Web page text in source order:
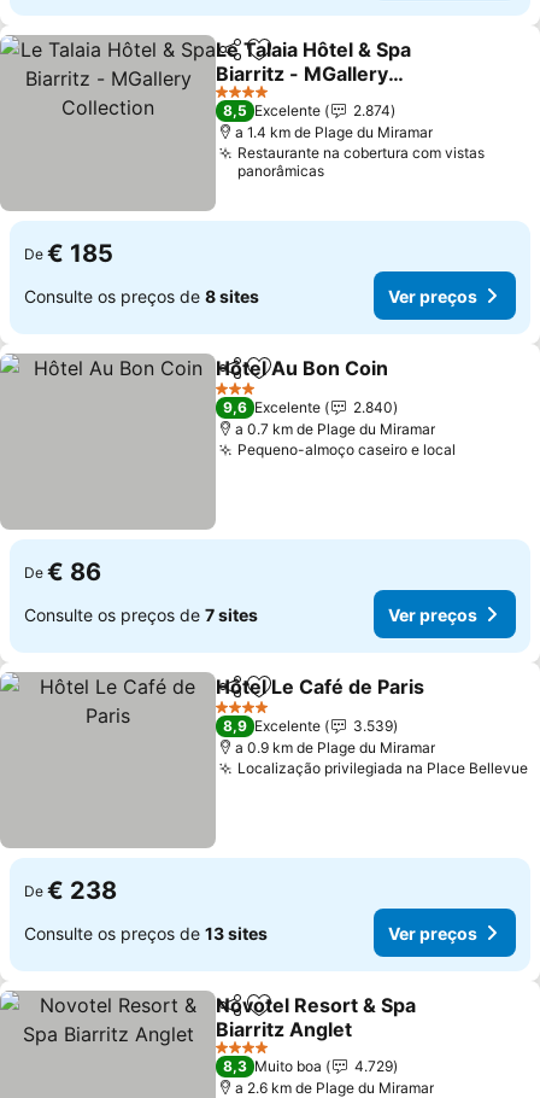
PartilharAdicionar aos favoritos
Le Talaia Hôtel & Spa
Biarritz - MGallery
Collection
4 Estrelas
8,5 Excelente
2.874
a 1.4 km de Plage du Miramar
Restaurante na cobertura com vistas
panorâmicas
De € 185
Consulte os preços de 8 sites Ver preços
PartilharAdicionar aos favoritos
Hôtel Au Bon Coin
3 Estrelas
9,6 Excelente
2.840
a 0.7 km de Plage du Miramar
Pequeno-almoço caseiro e local
De € 86
Consulte os preços de 7 sites Ver preços
PartilharAdicionar aos favoritos
Hôtel Le Café de Paris
4 Estrelas
8,9 Excelente
3.539
a 0.9 km de Plage du Miramar
Localização privilegiada na Place Bellevue
De € 238
Consulte os preços de 13 sites Ver preços
PartilharAdicionar aos favoritos
Novotel Resort & Spa
Biarritz Anglet
4 Estrelas
8,3 Muito boa
4.729
a 2.6 km de Plage du Miramar